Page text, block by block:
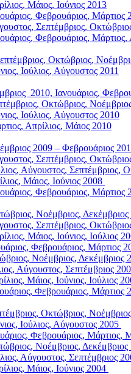
Μάιος, Ιούνιος 2013
Φεβρουάριος, Μάρτιος
Σεπτέμβριος,
Φεβρουάριος, Μάρτιος,
Οκτώβριος,
Ιούλιος, Αύγουστος 2011
2010, Ιανουάριος,
Οκτώβριος,
Ιούλιος, Αύγουστος 2010
Απρίλιος, Μάιος 2010
2009 – Φεβρουάριος
Σεπτέμβριος,
Αύγουστος, Σεπτέμβριος,
Μάιος, Ιούνιος 2008
Φεβρουάριος, Μάρτιος
Νοέμβριος, Δεκέμβριος
Σεπτέμβριος,
Μάιος, Ιούνιος, Ιούλιος
Φεβρουάριος, Μάρτιος
Νοέμβριος, Δεκέμβριος
Αύγουστος, Σεπτέμβριος
Μάιος, Ιούνιος, Ιούλιος
Φεβρουάριος, Μάρτιος
Οκτώβριος,
Ιούλιος, Αύγουστος 2005
Φεβρουάριος, Μάρτιος,
Νοέμβριος, Δεκέμβριος
Αύγουστος, Σεπτέμβριος
Μάιος, Ιούνιος 2004